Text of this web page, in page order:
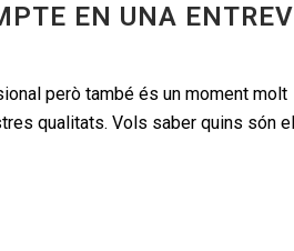
EN UNA
però també és un moment molt
qualitats. Vols saber quins són